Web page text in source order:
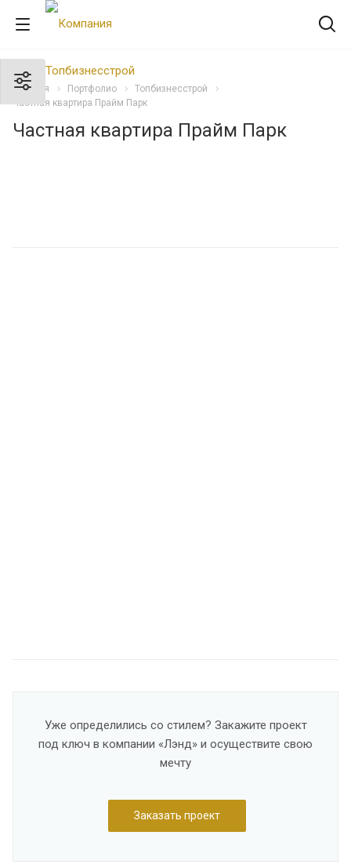
Главная Портфолио
Топбизнесстрой
Частная квартира Прайм Парк
Частная квартира Прайм Парк
Уже определились со стилем? Закажите проект
под ключ в компании «Лэнд» и осуществите свою
мечту
Заказать проект